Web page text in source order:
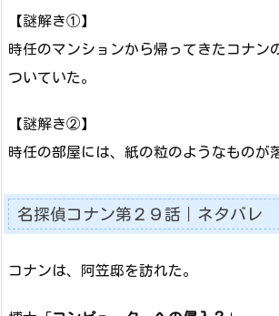
【謎解き①】
時任のマンションから帰ってきたコナン
ついていた。
【謎解き②】
時任の部屋には、紙の粒のようなものが
名探偵コナン第２９話｜ネタバレ
コナンは、阿笠邸を訪れた。